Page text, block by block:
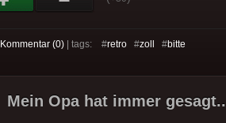
Kommentar (0) | tags: #retro #zoll #bitte
Mein Opa hat immer gesagt..